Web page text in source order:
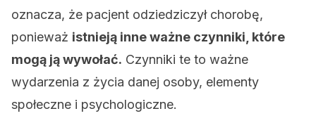
oznacza, że pacjent odziedziczył chorobę,
ponieważ istnieją inne ważne czynniki, które
mogą ją wywołać. Czynniki te to ważne
wydarzenia z życia danej osoby, elementy
społeczne i psychologiczne.